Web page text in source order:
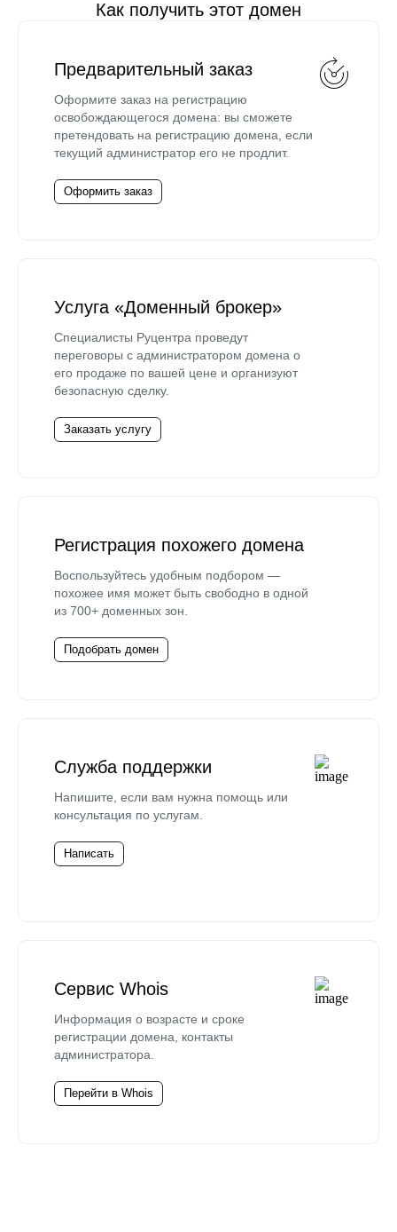
Как получить этот домен
Предварительный заказ
Оформите заказ на регистрацию
освобождающегося домена: вы сможете
претендовать на регистрацию домена, если
текущий администратор его не продлит.
Оформить заказ
Услуга «Доменный брокер»
Специалисты Руцентра проведут
переговоры с администратором домена о
его продаже по вашей цене и организуют
безопасную сделку.
Заказать услугу
Регистрация похожего домена
Воспользуйтесь удобным подбором —
похожее имя может быть свободно в одной
из 700+ доменных зон.
Подобрать домен
Служба поддержки
Напишите, если вам нужна помощь или
консультация по услугам.
Написать
Сервис Whois
Информация о возрасте и сроке
регистрации домена, контакты
администратора.
Перейти в Whois